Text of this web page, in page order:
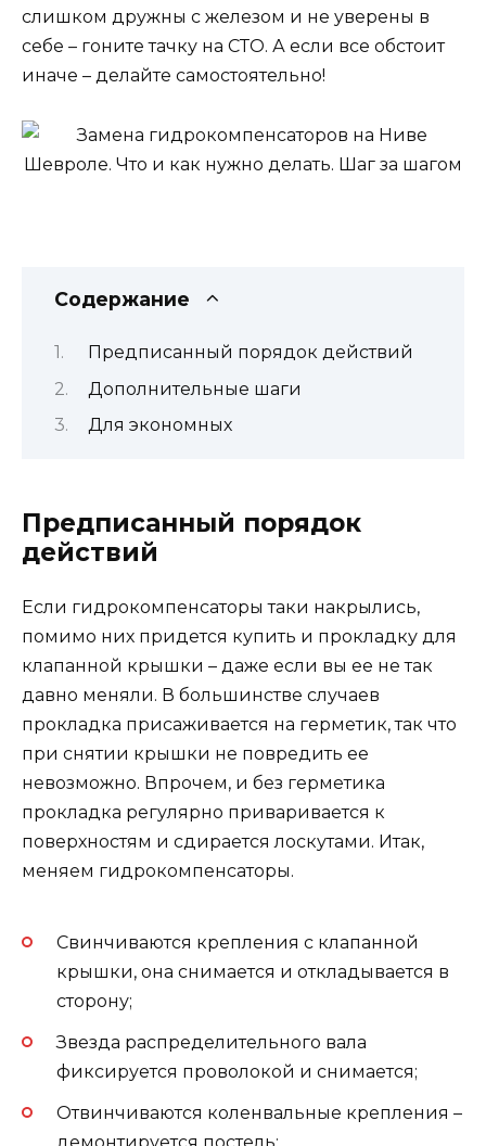
слишком дружны с железом и не уверены в
себе – гоните тачку на СТО. А если все обстоит
иначе – делайте самостоятельно!
Содержание
Предписанный порядок действий
Дополнительные шаги
Для экономных
Предписанный порядок
действий
Если гидрокомпенсаторы таки накрылись,
помимо них придется купить и прокладку для
клапанной крышки – даже если вы ее не так
давно меняли. В большинстве случаев
прокладка присаживается на герметик, так что
при снятии крышки не повредить ее
невозможно. Впрочем, и без герметика
прокладка регулярно приваривается к
поверхностям и сдирается лоскутами. Итак,
меняем гидрокомпенсаторы.
Свинчиваются крепления с клапанной
крышки, она снимается и откладывается в
сторону;
Звезда распределительного вала
фиксируется проволокой и снимается;
Отвинчиваются коленвальные крепления –